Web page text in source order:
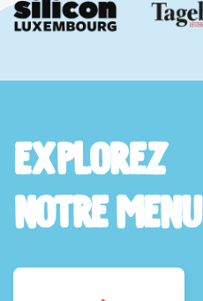
Explorez
notre Menu